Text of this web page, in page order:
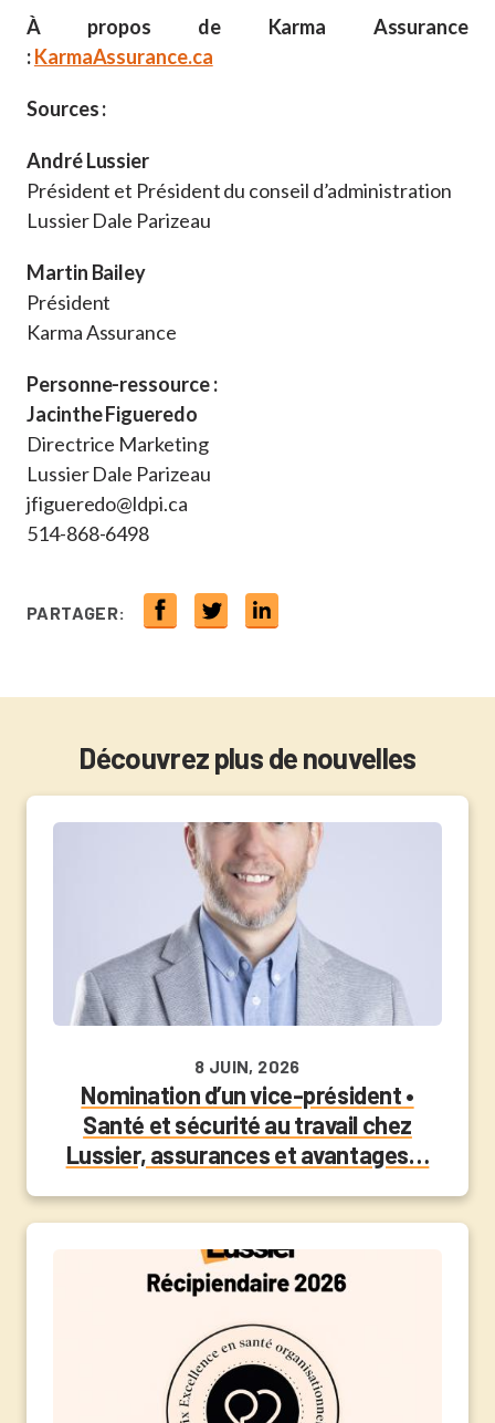
À propos de Karma Assurance
:KarmaAssurance.ca
Sources :
André Lussier
Président et Président du conseil d’administration
Lussier Dale Parizeau
Martin Bailey
Président
Karma Assurance
Personne-ressource :
Jacinthe Figueredo
Directrice Marketing
Lussier Dale Parizeau
jfigueredo@ldpi.ca
514-868-6498
PARTAGER:
Découvrez plus de nouvelles
8 JUIN, 2026
Nomination d’un vice-président •
Santé et sécurité au travail chez
Lussier, assurances et avantages…